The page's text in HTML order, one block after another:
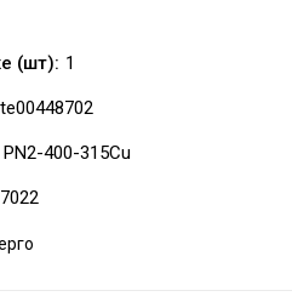
(шт): 1
te00448702
PN2-400-315Cu